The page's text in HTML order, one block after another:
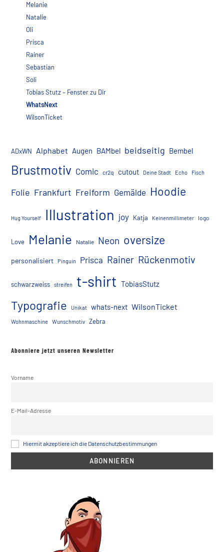
Melanie
Natalie
Oli
Prisca
Rainer
Sebastian
Soli
Tobias Stutz – Fenster zu Dir
WhatsNext
WilsonTicket
ADxWN Alphabet Augen BAMbel beidseitig Bembel
Brustmotiv Comic cr2q cutout Deine Stadt Echo Fisch
Folie Frankfurt Freiform Gemälde Hoodie
Hug Yourself Illustration joy Katja Keinenmillimeter logo
Love Melanie Natalie Neon oversize
personalisiert Pinguin Prisca Rainer Rückenmotiv
schwarzweiss streifen t-shirt TobiasStutz
Typografie Unikat whats-next WilsonTicket
Wohnmaschine Wunschmotiv Zebra
Abonniere jetzt unseren Newsletter
Vorname
E-Mail-Adresse
Hiermit akzeptiere ich die Datenschutzbestimmungen